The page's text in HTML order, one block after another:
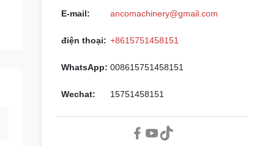
E-mail: ancomachinery@gmail.com
điện thoại: +8615751458151
WhatsApp: 008615751458151
Wechat: 15751458151